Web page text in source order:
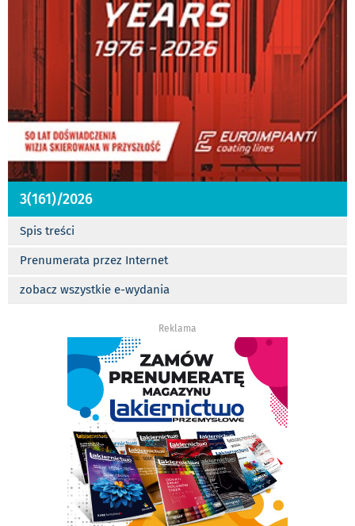
3(161)/2026
Spis treści
Prenumerata przez Internet
zobacz wszystkie e-wydania
Reklama